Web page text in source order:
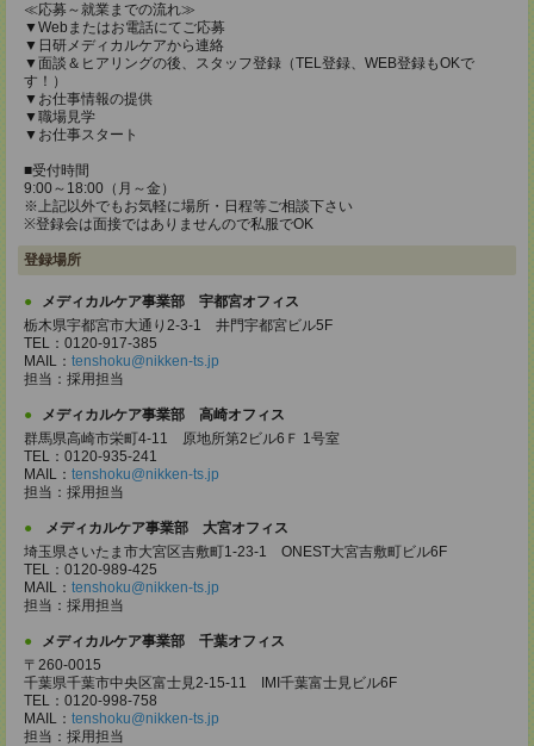
≪応募～就業までの流れ≫
▼Webまたはお電話にてご応募
▼日研メディカルケアから連絡
▼面談＆ヒアリングの後、スタッフ登録（TEL登録、WEB登録もOKで
す！）
▼お仕事情報の提供
▼職場見学
▼お仕事スタート
■受付時間
9:00～18:00（月～金）
※上記以外でもお気軽に場所・日程等ご相談下さい
※登録会は面接ではありませんので私服でOK
登録場所
メディカルケア事業部 宇都宮オフィス
栃木県宇都宮市大通り2-3-1 井門宇都宮ビル5F
TEL：0120-917-385
MAIL： tenshoku@nikken-ts.jp
担当：採用担当
メディカルケア事業部 高崎オフィス
群馬県高崎市栄町4-11 原地所第2ビル6Ｆ 1号室
TEL：0120-935-241
MAIL： tenshoku@nikken-ts.jp
担当：採用担当
メディカルケア事業部 大宮オフィス
埼玉県さいたま市大宮区吉敷町1-23-1 ONEST大宮吉敷町ビル6F
TEL：0120-989-425
MAIL： tenshoku@nikken-ts.jp
担当：採用担当
メディカルケア事業部 千葉オフィス
〒260-0015
千葉県千葉市中央区富士見2-15-11 IMI千葉富士見ビル6F
TEL：0120-998-758
MAIL： tenshoku@nikken-ts.jp
担当：採用担当